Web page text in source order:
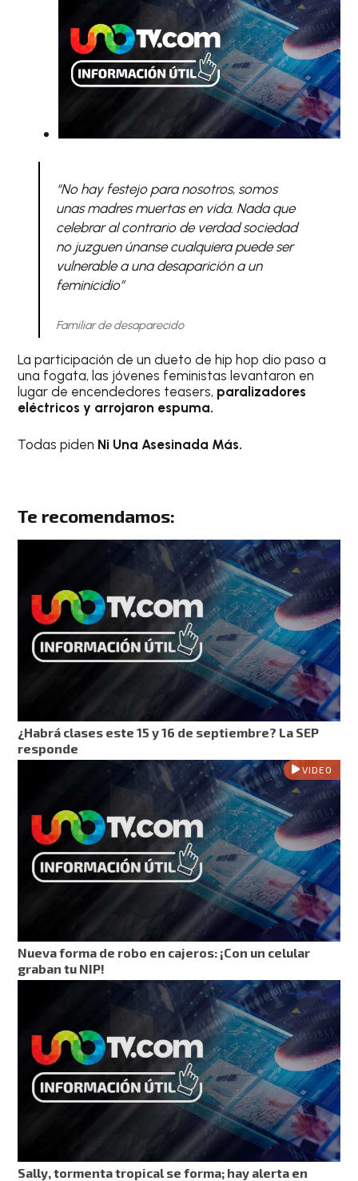
“No hay festejo para nosotros, somos
unas madres muertas en vida. Nada que
celebrar al contrario de verdad sociedad
no juzguen únanse cualquiera puede ser
vulnerable a una desaparición a un
feminicidio”
Familiar de desaparecido
La participación de un dueto de hip hop dio paso a
una fogata, las jóvenes feministas levantaron en
lugar de encendedores teasers, paralizadores
eléctricos y arrojaron espuma.
Todas piden Ni Una Asesinada Más.
Te recomendamos:
¿Habrá clases este 15 y 16 de septiembre? La SEP
responde
VIDEO
Nueva forma de robo en cajeros: ¡Con un celular
graban tu NIP!
Sally, tormenta tropical se forma; hay alerta en